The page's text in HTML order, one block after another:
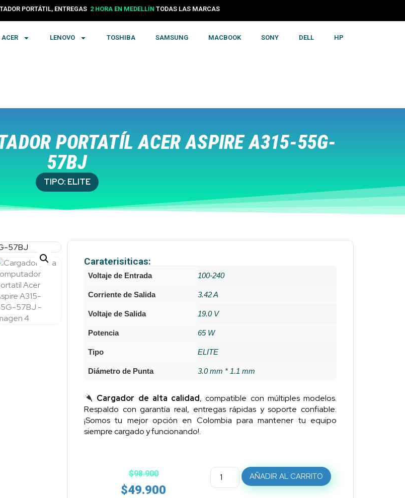
PORTÁTIL, ENTREGAS 2 HORA EN MEDELLÍN
24 HORAS EN COLOMBIA TODAS LAS MARCAS
ACER LENOVO TOSHIBA SAMSUNG MACBOOK SONY DELL HP
PORTATÍL ACER ASPIRE A315-55G-
57BJ
TIPO: ELITE
Caraterisiticas:
Voltaje de Entrada 100-240
Corriente de Salida 3.42 A
Voltaje de Salida 19.0 V
Potencia 65 W
Tipo ELITE
Diámetro de Punta 3.0 mm * 1.1 mm
Cargador de alta calidad, compatible con múltiples modelos.
Respaldo con garantía real, entregas rápidas y soporte confiable.
¡Somos tu mejor opción en Colombia para mantener tu equipo
siempre cargado y funcionando!.
$98.900
$49.900
AÑADIR AL CARRITO